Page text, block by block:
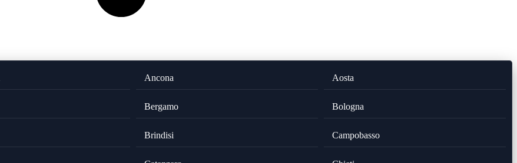
Ancona Aosta
Bergamo Bologna
Brindisi Campobasso